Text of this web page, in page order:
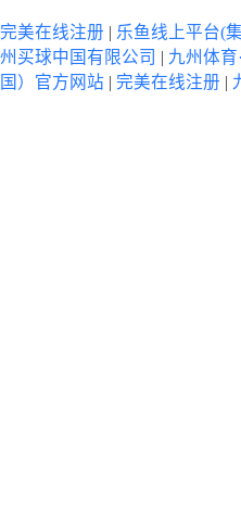
完美在线注册 | 乐鱼线上平台(
州买球中国有限公司 | 九州体
国）官方网站 | 完美在线注册 |